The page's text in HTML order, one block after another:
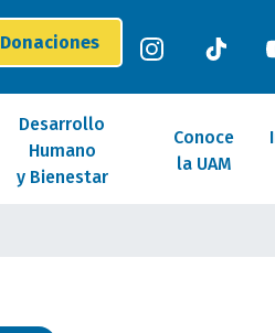
Donaciones
Desarrollo
Humano
y Bienestar
Conoce
la UAM